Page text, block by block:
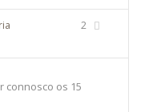
2
connosco os 15